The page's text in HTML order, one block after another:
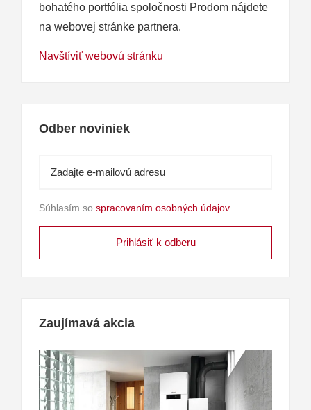
bohatého portfólia spoločnosti Prodom nájdete
na webovej stránke partnera.
Navštíviť webovú stránku
Odber noviniek
Súhlasím so spracovaním osobných údajov
Zaujímavá akcia